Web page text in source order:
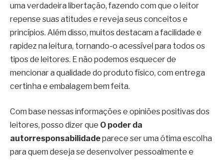
uma verdadeira libertação, fazendo com que o leitor
repense suas atitudes e reveja seus conceitos e
princípios. Além disso, muitos destacam a facilidade e
rapidez na leitura, tornando-o acessível para todos os
tipos de leitores. E não podemos esquecer de
mencionar a qualidade do produto físico, com entrega
certinha e embalagem bem feita.
Com base nessas informações e opiniões positivas dos
leitores, posso dizer que O poder da
autorresponsabilidadeparece ser uma ótima escolha
para quem deseja se desenvolver pessoalmente e